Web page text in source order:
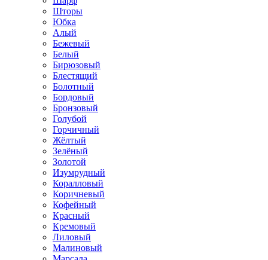
Шторы
Юбка
Алый
Бежевый
Белый
Бирюзовый
Блестящий
Болотный
Бордовый
Бронзовый
Голубой
Горчичный
Жёлтый
Зелёный
Золотой
Изумрудный
Коралловый
Коричневый
Кофейный
Красный
Кремовый
Лиловый
Малиновый